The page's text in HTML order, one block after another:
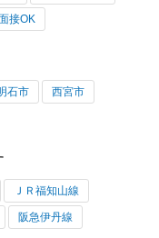
接OK
石市 西宮市
ＪＲ福知山線
阪急伊丹線